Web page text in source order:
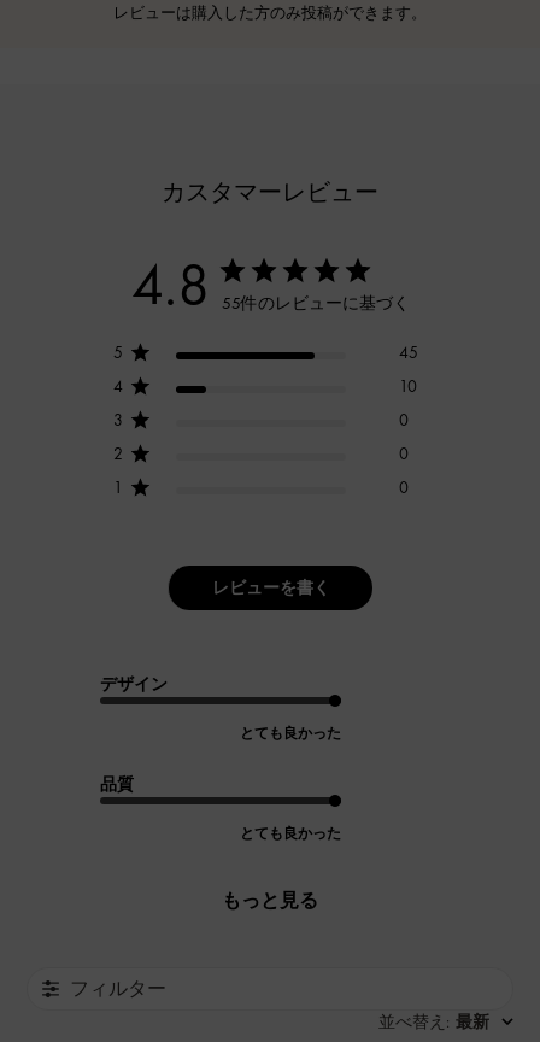
レビューは購入した方のみ投稿ができます。
カスタマーレビュー
4.8 55件のレビューに基づく
5
45
4
10
3
0
2
0
1
0
レビューを書く
デザイン
とても良かった
品質
とても良かった
もっと見る
フィルター
並べ替え : 最新